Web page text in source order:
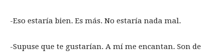
-Eso estaría bien. Es más. No estaría nada mal.
-Supuse que te gustarían. A mí me encantan. Son de